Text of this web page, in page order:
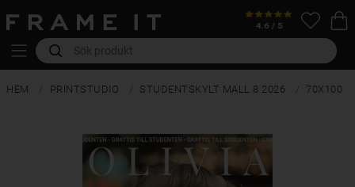
HEM PRINTSTUDIO STUDENTSKYLT MALL 8 2026 70X100